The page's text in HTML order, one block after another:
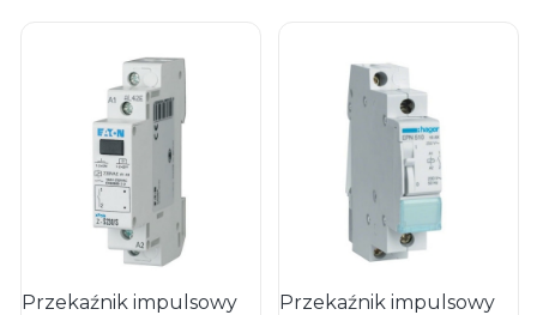
Przekaźnik impulsowy
Przekaźnik impulsowy